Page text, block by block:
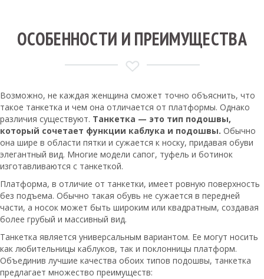
ОСОБЕННОСТИ И ПРЕИМУЩЕСТВА
Возможно, не каждая женщина сможет точно объяснить, что
такое танкетка и чем она отличается от платформы. Однако
различия существуют. Танкетка — это тип подошвы,
который сочетает функции каблука и подошвы. Обычно
она шире в области пятки и сужается к носку, придавая обуви
элегантный вид. Многие модели сапог, туфель и ботинок
изготавливаются с танкеткой.
Платформа, в отличие от танкетки, имеет ровную поверхность
без подъема. Обычно такая обувь не сужается в передней
части, а носок может быть широким или квадратным, создавая
более грубый и массивный вид.
Танкетка является универсальным вариантом. Ее могут носить
как любительницы каблуков, так и поклонницы платформ.
Объединив лучшие качества обоих типов подошвы, танкетка
предлагает множество преимуществ: